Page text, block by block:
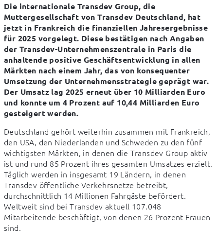
Die internationale Transdev Group, die
Muttergesellschaft von Transdev Deutschland, hat
jetzt in Frankreich die finanziellen Jahresergebnisse
für 2025 vorgelegt. Diese bestätigen nach Angaben
der Transdev-Unternehmenszentrale in Paris die
anhaltende positive Geschäftsentwicklung in allen
Märkten nach einem Jahr, das von konsequenter
Umsetzung der Unternehmensstrategie geprägt war.
Der Umsatz lag 2025 erneut über 10 Milliarden Euro
und konnte um 4 Prozent auf 10,44 Milliarden Euro
gesteigert werden.
Deutschland gehört weiterhin zusammen mit Frankreich,
den USA, den Niederlanden und Schweden zu den fünf
wichtigsten Märkten, in denen die Transdev Group aktiv
ist und rund 85 Prozent ihres gesamten Umsatzes erzielt.
Täglich werden in insgesamt 19 Ländern, in denen
Transdev öffentliche Verkehrsnetze betreibt,
durchschnittlich 14 Millionen Fahrgäste befördert.
Weltweit sind bei Transdev aktuell 107.048
Mitarbeitende beschäftigt, von denen 26 Prozent Frauen
sind.